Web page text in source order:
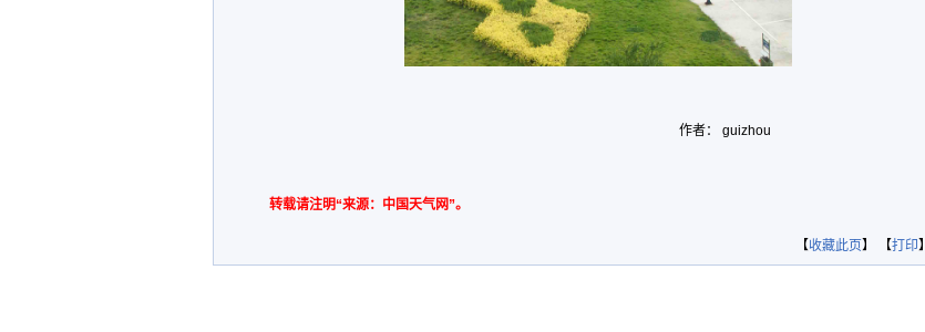
作者： guizhou
转载请注明“来源：中国天气网”。
【收藏此页】 【打印】